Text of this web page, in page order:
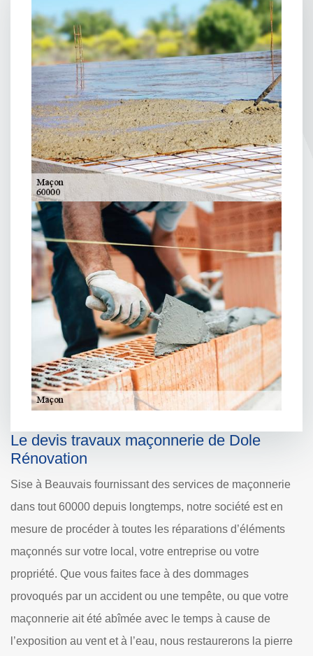
Le devis travaux maçonnerie de Dole
Rénovation
Sise à Beauvais fournissant des services de maçonnerie
dans tout 60000 depuis longtemps, notre société est en
mesure de procéder à toutes les réparations d’éléments
maçonnés sur votre local, votre entreprise ou votre
propriété. Que vous faites face à des dommages
provoqués par un accident ou une tempête, ou que votre
maçonnerie ait été abîmée avec le temps à cause de
l’exposition au vent et à l’eau, nous restaurerons la pierre